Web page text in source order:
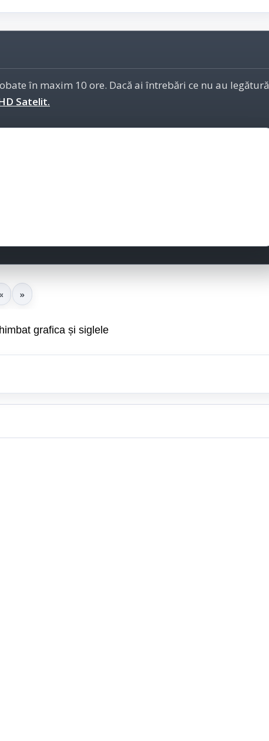
în maxim 10 ore. Dacă ai întrebări ce nu au legătură
Satelit.
»
grafica și siglele